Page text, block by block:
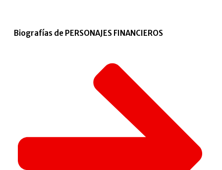
Biografías de PERSONAJES FINANCIEROS